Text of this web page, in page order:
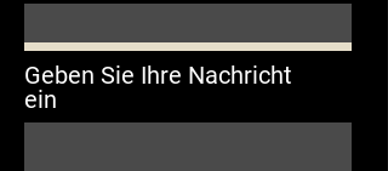
Geben Sie Ihre Nachricht
ein